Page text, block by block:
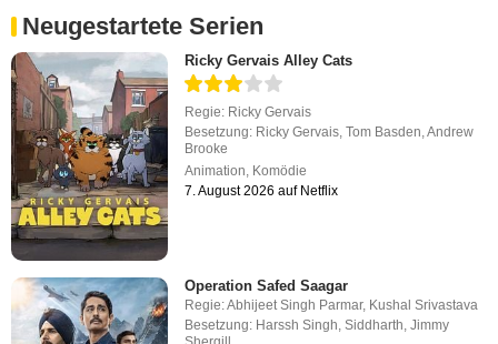
Neugestartete Serien
Ricky Gervais Alley Cats
Regie: Ricky Gervais
Besetzung: Ricky Gervais,Tom Basden,Andrew
Brooke
Animation, Komödie
7. August 2026 auf Netflix
Operation Safed Saagar
Regie:Abhijeet Singh Parmar, Kushal Srivastava
Besetzung: Harssh Singh,Siddharth,Jimmy